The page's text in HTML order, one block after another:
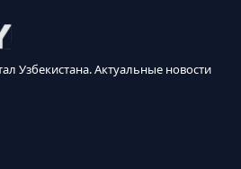
Узбекистана. Актуальные новости